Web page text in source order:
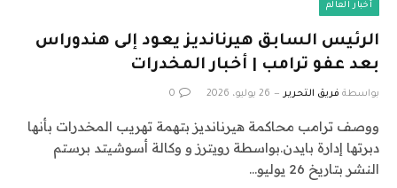
أخبار العالم
الرئيس السابق هيرنانديز يعود إلى هندوراس
بعد عفو ترامب | أخبار المخدرات
بواسطة فريق التحرير 26 يوليو، 2026 0
ووصف ترامب محاكمة هيرنانديز بتهمة تهريب المخدرات بأنها
دبرتها إدارة بايدن.بواسطة رويترز و وكالة أسوشيتد برستم
النشر بتاريخ 26 يوليو…